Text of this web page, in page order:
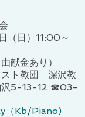
（日）11:00～
献金あり）
ト教団 深沢教
沢5-13-12 ☎03-
（Kb/Piano)